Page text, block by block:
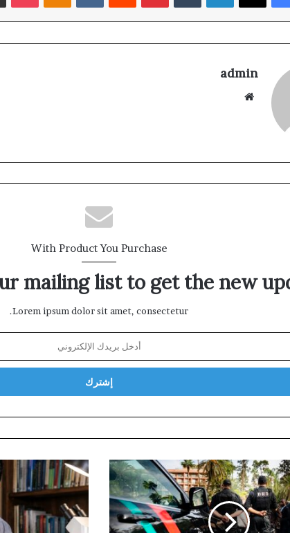
admin
With Product You Purchase
mailing list to get the new
Lorem ipsum dolor sit amet, consectetur.
طبيب
أحيائي
بالناظور
يحذر
من